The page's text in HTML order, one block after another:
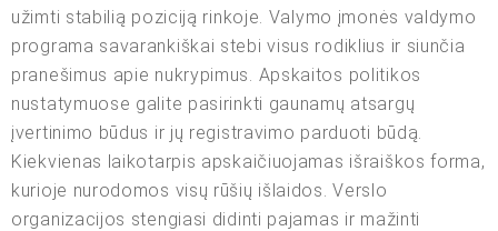
užimti stabilią poziciją rinkoje. Valymo įmonės valdymo
programa savarankiškai stebi visus rodiklius ir siunčia
pranešimus apie nukrypimus. Apskaitos politikos
nustatymuose galite pasirinkti gaunamų atsargų
įvertinimo būdus ir jų registravimo parduoti būdą.
Kiekvienas laikotarpis apskaičiuojamas išraiškos forma,
kurioje nurodomos visų rūšių išlaidos. Verslo
organizacijos stengiasi didinti pajamas ir mažinti